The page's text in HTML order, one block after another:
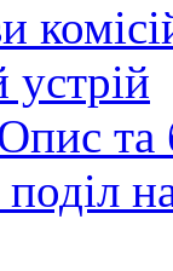
устрій
та
поділ